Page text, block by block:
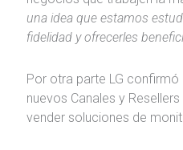
una idea que estamos
fidelidad y ofrecerles
Por otra parte LG
nuevos Canales y
vender soluciones de